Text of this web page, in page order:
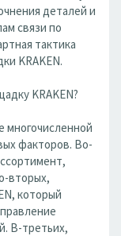
деталей и
связи по
тактика
KRAKEN.
KRAKEN?
многочисленной
факторов. Во-
вторых,
который
В-третьих,